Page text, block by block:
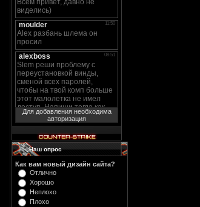
Для добавления необходима
авторизация
Наш опрос
Как вам новый дизайн сайта?
Отлично
Хорошо
Неплохо
Плохо